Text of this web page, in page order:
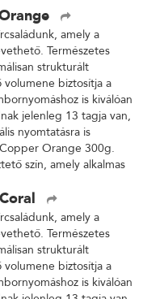
amely a
Természetes
strukturált
biztosítja a
is kiválóan
jelenleg 13 tagja van,
nyomtatásra is
Orange 300g.
szín, amely alkalmas
amely a
Természetes
strukturált
biztosítja a
is kiválóan